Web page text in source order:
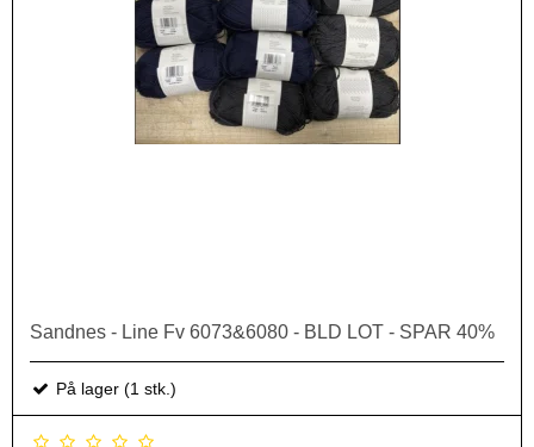
Sandnes - Line Fv 6073&6080 - BLD LOT - SPAR 40%
På lager (1 stk.)